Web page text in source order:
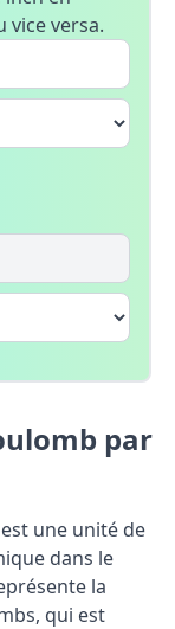
vice versa.
par
est une unité de
dans le
la
qui est